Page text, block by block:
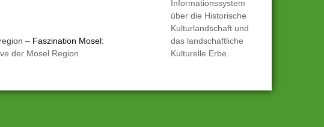
– Faszination Mosel:
der Mosel Region